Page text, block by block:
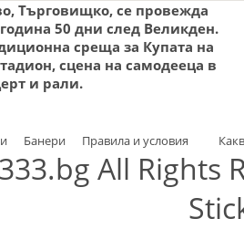
Търговищко, се провежда
50 дни след Великден.
среща за Купата на
сцена на самодееца в
и рали.
Банери Правила и условия
All Rights